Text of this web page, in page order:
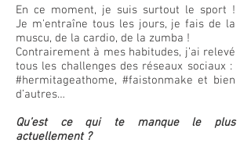
En ce moment, je suis surtout le sport !
Je m'entraîne tous les jours, je fais de la
muscu, de la cardio, de la zumba !
Contrairement à mes habitudes, j’ai relevé
tous les challenges des réseaux sociaux :
#hermitageathome, #faistonmake et bien
d’autres…
Qu’est ce qui te manque le plus
actuellement ?